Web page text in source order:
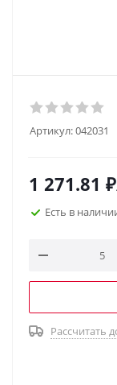
Артикул:042031
1 271.81 ₽
Есть в
Рассчитать